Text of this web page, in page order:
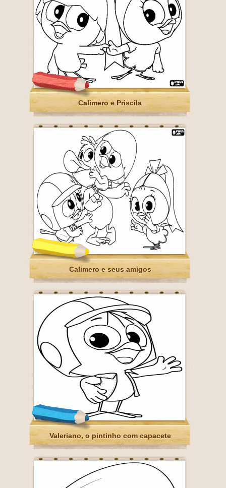
Calimero e Priscila
Calimero e seus amigos
Valeriano, o pintinho com capacete